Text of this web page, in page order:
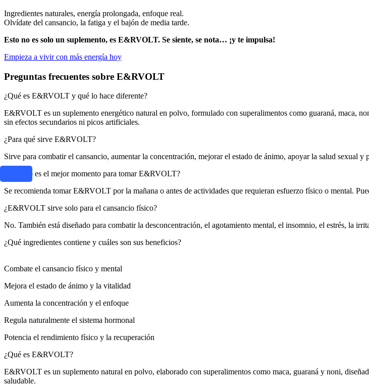
Ingredientes naturales, energía prolongada, enfoque real.
Olvídate del cansancio, la fatiga y el bajón de media tarde.
Esto no es solo un suplemento, es E&RVOLT. Se siente, se nota… ¡y te impulsa!
Empieza a vivir con más energía hoy
Preguntas frecuentes sobre E&RVOLT
¿Qué es E&RVOLT y qué lo hace diferente?
E&RVOLT es un suplemento energético natural en polvo, formulado con superalimentos como guaraná, maca,
sin efectos secundarios ni picos artificiales.
¿Para qué sirve E&RVOLT?
Sirve para combatir el cansancio, aumentar la concentración, mejorar el estado de ánimo, apoyar la salud sexual
¿Cuándo es el mejor momento para tomar E&RVOLT?
Se recomienda tomar E&RVOLT por la mañana o antes de actividades que requieran esfuerzo físico o mental.
¿E&RVOLT sirve solo para el cansancio físico?
No. También está diseñado para combatir la desconcentración, el agotamiento mental, el insomnio, el estrés, la
¿Qué ingredientes contiene y cuáles son sus beneficios?
Combate el cansancio físico y mental
Mejora el estado de ánimo y la vitalidad
Aumenta la concentración y el enfoque
Regula naturalmente el sistema hormonal
Potencia el rendimiento físico y la recuperación
¿Qué es E&RVOLT?
E&RVOLT es un suplemento natural en polvo, elaborado con superalimentos como maca, guaraná y noni,
saludable.